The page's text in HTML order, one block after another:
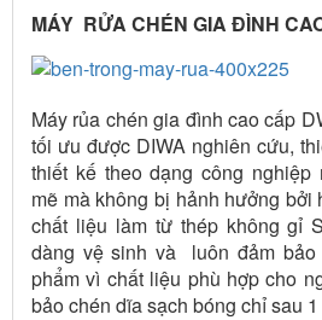
MÁY RỬA CHÉN GIA ĐÌNH
Máy rủa chén gia đình cao cấp
tối ưu được DIWA nghiên cứu,
thiết kế theo dạng công nghiệp
mẽ mà không bị hảnh hưởng bởi
chất liệu làm từ thép không gỉ
dàng vệ sinh và luôn đảm
phẩm vì chất liệu phù hợp cho
bảo chén dĩa sạch bóng chỉ sau